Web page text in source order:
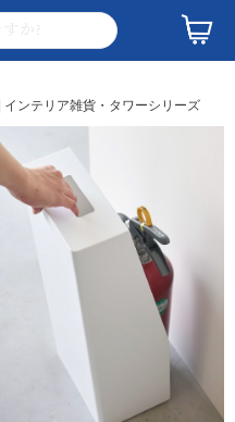
ンテリア雑貨・タワーシリーズ